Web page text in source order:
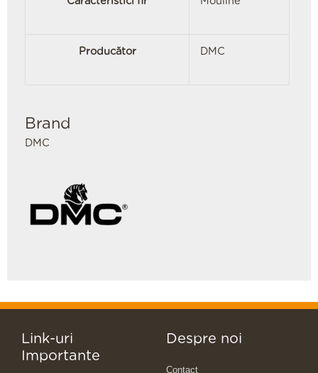
Producător DMC
Brand
DMC
Link-uri
Importante
Despre noi
Contact